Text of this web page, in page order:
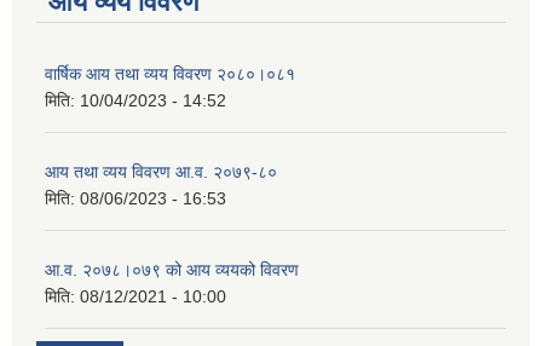
वार्षिक आय तथा व्यय विवरण २०८०।०८१
मिति: 10/04/2023 - 14:52
आय तथा व्यय विवरण आ.व. २०७९-८०
मिति: 08/06/2023 - 16:53
आ.व. २०७८।०७९ को आय व्ययको विवरण
मिति: 08/12/2021 - 10:00